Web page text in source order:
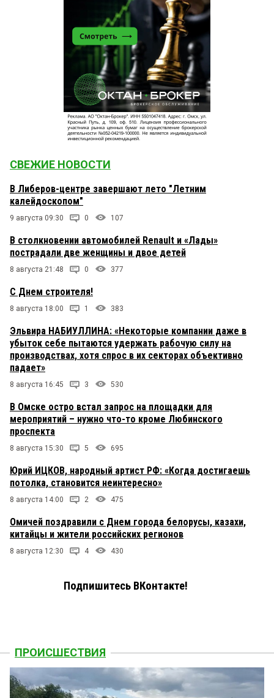
СВЕЖИЕ НОВОСТИ
В Либеров-центре завершают лето "Летним
калейдоскопом"
9 августа 09:30 0 107
В столкновении автомобилей Renault и «Лады»
пострадали две женщины и двое детей
8 августа 21:48 0 377
С Днем строителя!
8 августа 18:00 1 383
Эльвира НАБИУЛЛИНА: «Некоторые компании даже в
убыток себе пытаются удержать рабочую силу на
производствах, хотя спрос в их секторах объективно
падает»
8 августа 16:45 3 530
В Омске остро встал запрос на площадки для
мероприятий – нужно что-то кроме Любинского
проспекта
8 августа 15:30 5 695
Юрий ИЦКОВ, народный артист РФ: «Когда достигаешь
потолка, становится неинтересно»
8 августа 14:00 2 475
Омичей поздравили с Днем города белорусы, казахи,
китайцы и жители российских регионов
8 августа 12:30 4 430
Подпишитесь ВКонтакте!
ПРОИСШЕСТВИЯ